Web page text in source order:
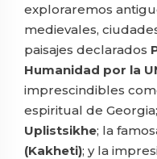
exploraremos
medievales,
paisajes declarados
Humanidad por la
imprescindibles
espiritual de
Uplistsikhe; la
(Kakheti); y la